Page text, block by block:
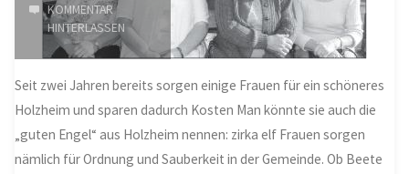
KOMMENTAR
HINTERLASSEN
Seit zwei Jahren bereits sorgen einige Frauen für ein schöneres
Holzheim und sparen dadurch Kosten Man könnte sie auch die
„guten Engel“ aus Holzheim nennen: zirka elf Frauen sorgen
nämlich für Ordnung und Sauberkeit in der Gemeinde. Ob Beete